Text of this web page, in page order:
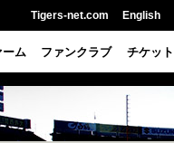
Tigers-net.com English
ーム ファンクラブ チケット